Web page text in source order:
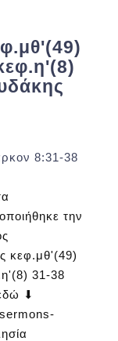
8:31-38
την
κεφ.μθ'(49)
31-38
⬇